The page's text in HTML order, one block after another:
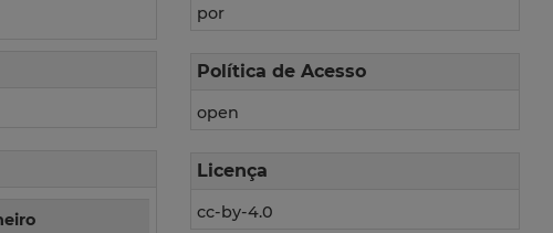
por
Política de Acesso
open
Licença
cc-by-4.0